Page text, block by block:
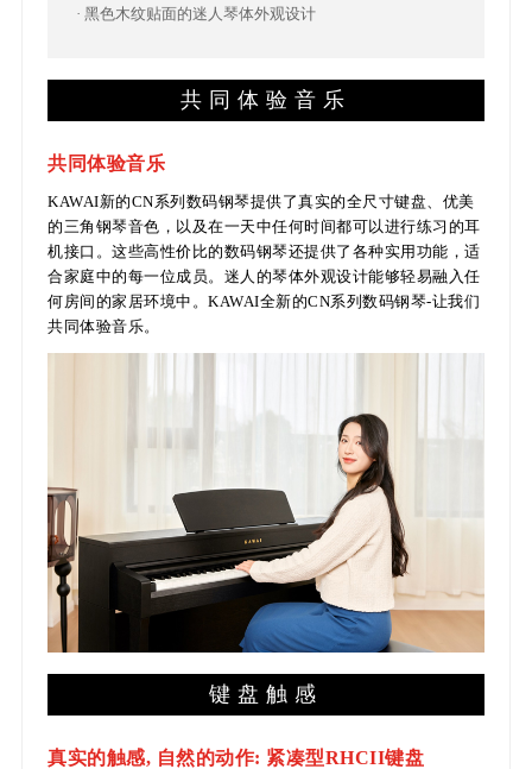
· 黑色木纹贴面的迷人琴体外观设计
共同体验音乐
共同体验音乐
KAWAI新的CN系列数码钢琴提供了真实的全尺寸键盘、优美
的三角钢琴音色，以及在一天中任何时间都可以进行练习的耳
机接口。这些高性价比的数码钢琴还提供了各种实用功能，适
合家庭中的每一位成员。迷人的琴体外观设计能够轻易融入任
何房间的家居环境中。KAWAI全新的CN系列数码钢琴-让我们
共同体验音乐。
键盘触感
真实的触感, 自然的动作: 紧凑型RHCII键盘